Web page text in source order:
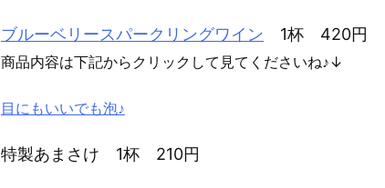
ブルーベリースパークリングワイン 1杯 420円
商品内容は下記からクリックして見てくださいね♪↓
目にもいいでも泡♪
特製あまさけ 1杯 210円